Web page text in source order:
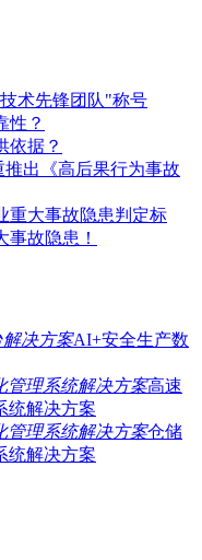
术先锋团队"称号
性？
依据？
出《高后果行为事故
重大事故隐患判定标
故隐患！
AI+安全生产数
高速
统解决方案
仓储
统解决方案